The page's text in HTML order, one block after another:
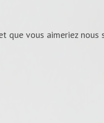
que vous aimeriez